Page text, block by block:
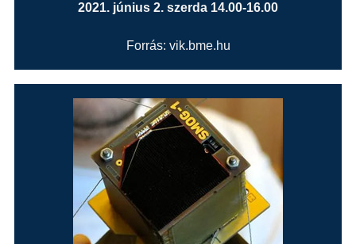
2021. június 2. szerda 14.00-16.00
Forrás: vik.bme.hu